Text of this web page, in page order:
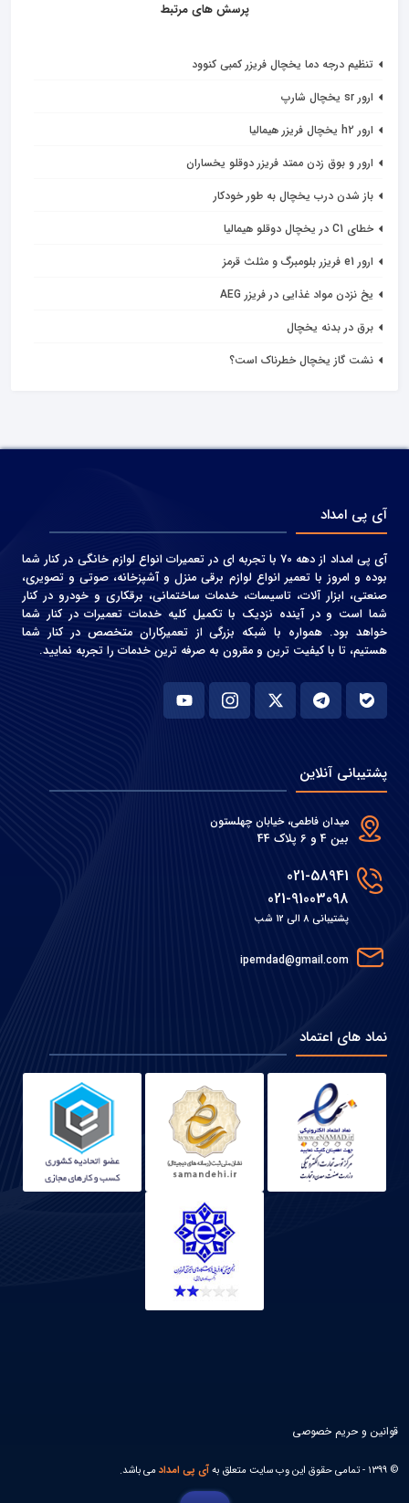
پرسش های مرتبط
تنظیم درجه دما یخچال فریزر کمبی کنوود
ارور sr یخچال شارپ
ارور h2 یخچال فریزر هیمالیا
ارور و بوق زدن ممتد فریزر دوقلو یخساران
باز شدن درب یخچال به طور خودکار
خطای C1 در یخچال دوقلو هیمالیا
ارور e1 فریزر بلومبرگ و مثلث قرمز
يخ نزدن مواد غذایی در فريزر AEG
برق در بدنه یخچال
نشت گاز یخچال خطرناک است؟
آی پی امداد
آی پی امداد از دهه 70 با تجربه ای در تعمیرات انواع لوازم خانگی در کنار شما
بوده و امروز با تعمیر انواع لوازم برقی منزل و آشپزخانه، صوتی و‌ تصویری،
صنعتی، ابزار آلات، تاسیسات، خدمات ساختمانی، برقکاری و خودرو در کنار
شما است و در آینده نزدیک با تکمیل کلیه خدمات تعمیرات در کنار شما
خواهد بود. همواره با شبکه بزرگی از تعمیرکاران متخصص در کنار شما
هستیم، تا با کیفیت ترین و مقرون به صرفه ترین خدمات را تجربه نمایید.
پشتیبانی آنلاین
میدان فاطمی، خیابان چهلستون
بین 4 و 6 پلاک 44
021-58941
021-91003098
پشتیبانی 8 الی 12 شب
ipemdad@gmail.com
نماد های اعتماد
© 1399 - تمامی حقوق این وب سایت متعلق به آی پی امدادمی باشد.
قوانین و حریم خصوصی